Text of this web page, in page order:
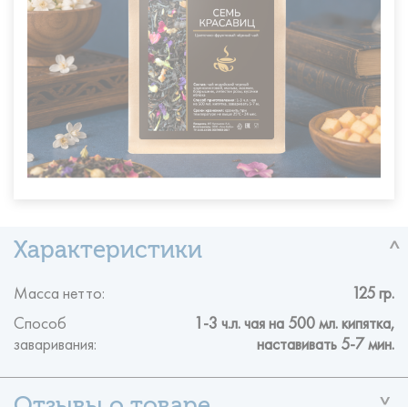
Масса нетто: 125 гр.
Способ
1-3 ч.л. чая на 500 мл. кипятка,
наставивать 5-7 мин.